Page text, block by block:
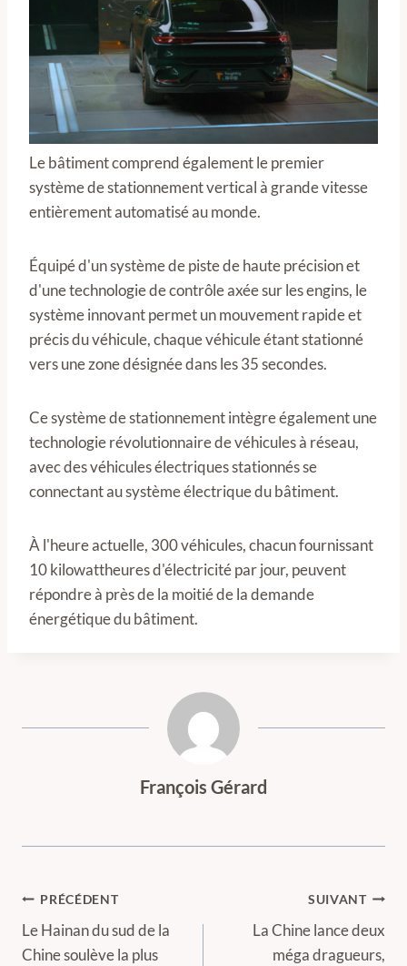
Le bâtiment comprend également le premier
système de stationnement vertical à grande vitesse
entièrement automatisé au monde.
Équipé d'un système de piste de haute précision et
d'une technologie de contrôle axée sur les engins, le
système innovant permet un mouvement rapide et
précis du véhicule, chaque véhicule étant stationné
vers une zone désignée dans les 35 secondes.
Ce système de stationnement intègre également une
technologie révolutionnaire de véhicules à réseau,
avec des véhicules électriques stationnés se
connectant au système électrique du bâtiment.
À l'heure actuelle, 300 véhicules, chacun fournissant
10 kilowattheures d'électricité par jour, peuvent
répondre à près de la moitié de la demande
énergétique du bâtiment.
François Gérard
Navigation
de
PRÉCÉDENT
Le Hainan du sud de la
Chine soulève la plus
SUIVANT
La Chine lance deux
méga dragueurs,